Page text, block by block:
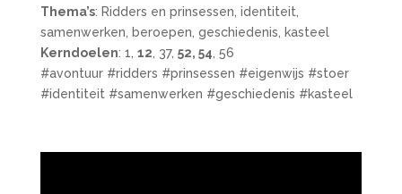
Thema’s: Ridders en prinsessen, identiteit,
samenwerken, beroepen, geschiedenis, kasteel
Kerndoelen: 1, 12, 37, 52, 54, 56
#avontuur #ridders #prinsessen #eigenwijs #stoer
#identiteit #samenwerken #geschiedenis #kasteel